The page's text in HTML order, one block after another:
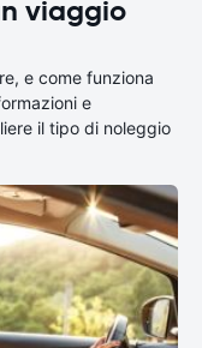
viaggio
e come funziona
e
il tipo di noleggio